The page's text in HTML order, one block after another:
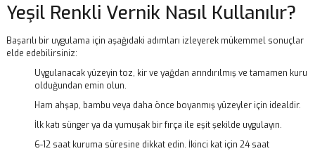
Yeşil Renkli Vernik Nasıl Kullanılır?
Başarılı bir uygulama için aşağıdaki adımları izleyerek mükemmel sonuçlar
elde edebilirsiniz:
Uygulanacak yüzeyin toz, kir ve yağdan arındırılmış ve tamamen kuru
olduğundan emin olun.
Ham ahşap, bambu veya daha önce boyanmış yüzeyler için idealdir.
İlk katı sünger ya da yumuşak bir fırça ile eşit şekilde uygulayın.
6-12 saat kuruma süresine dikkat edin. İkinci kat için 24 saat